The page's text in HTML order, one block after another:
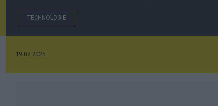
TECHNOLOGIE
19.02.2025